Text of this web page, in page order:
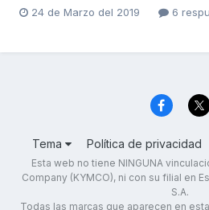
24 de Marzo del 2019 6
Tema Política de privacidad
Esta web no tiene NINGUNA
Company (KYMCO), ni con su filial en
S.A.
Todas las marcas que aparecen en